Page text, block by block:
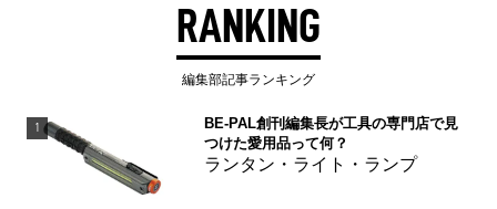
RANKING
編集部記事ランキング
1
BE-PAL創刊編集長が工具の専門店で見
つけた愛用品って何？
ランタン・ライト・ランプ